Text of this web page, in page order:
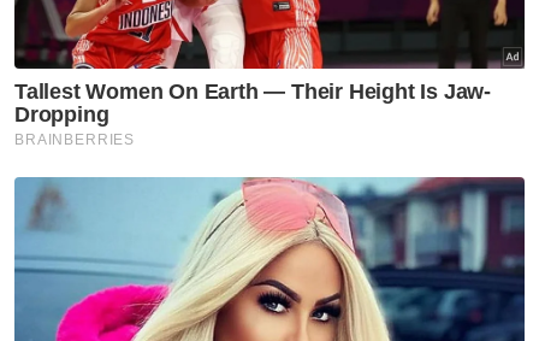
yang lebih membimbangkan ialah apabila
terdapat pengundi akar umbi UMNO yang
tawar hati untuk menyatakan sokongan
kepada Bersatu lalu menyebabkan mereka
hanya memperoleh sokongan daripada